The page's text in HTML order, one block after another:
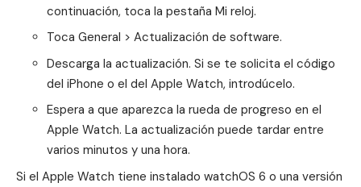
continuación, toca la pestaña Mi reloj.
Toca General > Actualización de software.
Descarga la actualización. Si se te solicita el código
del iPhone o el del Apple Watch, introdúcelo.
Espera a que aparezca la rueda de progreso en el
Apple Watch. La actualización puede tardar entre
varios minutos y una hora.
Si el Apple Watch tiene instalado watchOS 6 o una versión